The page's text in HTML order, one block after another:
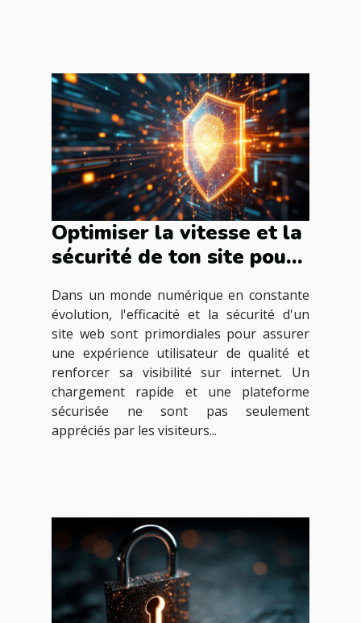
Optimiser la vitesse et la
sécurité de ton site pour
Dans un monde numérique en constante
évolution, l'efficacité et la sécurité d'un
site web sont primordiales pour assurer
une expérience utilisateur de qualité et
renforcer sa visibilité sur internet. Un
chargement rapide et une plateforme
sécurisée ne sont pas seulement
appréciés par les visiteurs...